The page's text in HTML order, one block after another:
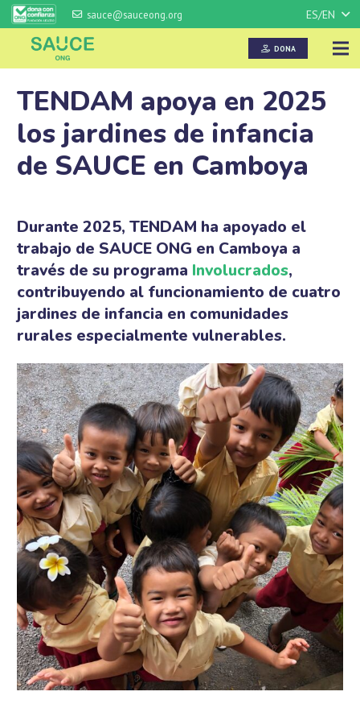
sauce@sauceong.org ES/EN
DONA
TENDAM apoya en 2025
los jardines de infancia
de SAUCE en Camboya
Durante 2025, TENDAM ha apoyado el
trabajo de SAUCE ONG en Camboya a
través de su programa Involucrados,
contribuyendo al funcionamiento de cuatro
jardines de infancia en comunidades
rurales especialmente vulnerables.